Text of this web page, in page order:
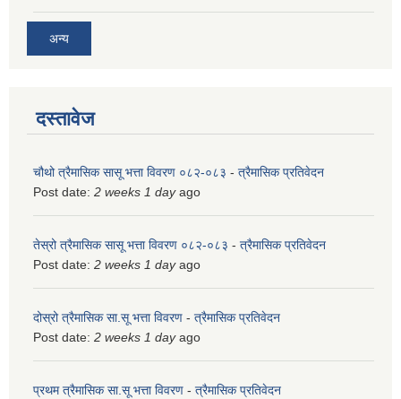
अन्य
दस्तावेज
चौथो त्रैमासिक सासू भत्ता विवरण ०८२-०८३ - त्रैमासिक प्रतिवेदन
Post date: 2 weeks 1 dayago
तेस्रो त्रैमासिक सासू भत्ता विवरण ०८२-०८३ - त्रैमासिक प्रतिवेदन
Post date: 2 weeks 1 dayago
दोस्रो त्रैमासिक सा.सू भत्ता विवरण - त्रैमासिक प्रतिवेदन
Post date: 2 weeks 1 dayago
प्रथम त्रैमासिक सा.सू भत्ता विवरण - त्रैमासिक प्रतिवेदन